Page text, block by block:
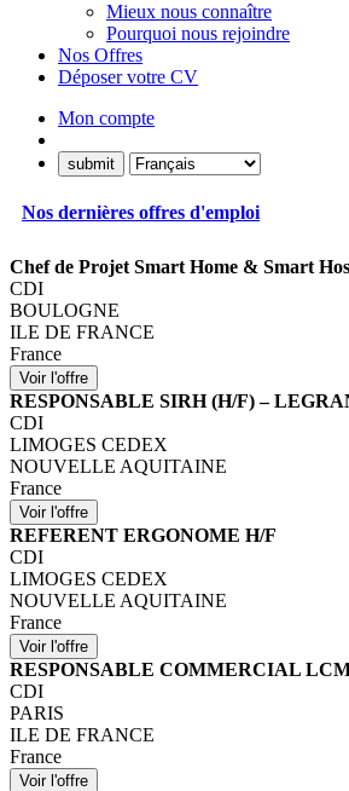
Mieux nous connaître
Pourquoi nous rejoindre
Nos Offres
Déposer votre CV
Mon compte
Nos dernières offres d'emploi
Chef de Projet Smart Home & Smart
CDI
BOULOGNE
ILE DE FRANCE
France
RESPONSABLE SIRH (H/F) –
CDI
LIMOGES CEDEX
NOUVELLE AQUITAINE
France
REFERENT ERGONOME H/F
CDI
LIMOGES CEDEX
NOUVELLE AQUITAINE
France
RESPONSABLE COMMERCIAL
CDI
PARIS
ILE DE FRANCE
France